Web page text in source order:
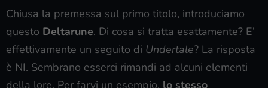
Chiusa la premessa sul primo titolo, introduciamo
questo Deltarune. Di cosa si tratta esattamente? E’
effettivamente un seguito di Undertale? La risposta
è NI. Sembrano esserci rimandi ad alcuni elementi